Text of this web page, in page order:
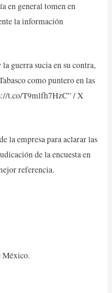
en general tomen en
la información
guerra sucia en su contra,
como puntero en las
t.co/T9mlfh7HzC” / X
la empresa para aclarar las
de la encuesta en
referencia.
México.